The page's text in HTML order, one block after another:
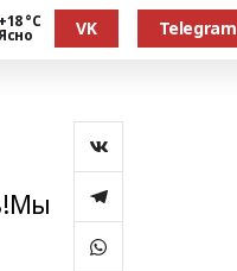
+18 °С VK Telegram